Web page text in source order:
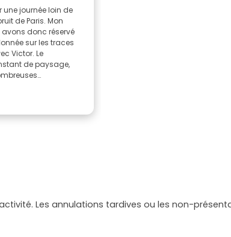
une journée loin de
de Paris. Mon
donc réservé
sur les traces
Victor. Le
de paysage,
excursion une
La durée, le
et le niveau de
Les annulations tardives ou les non-